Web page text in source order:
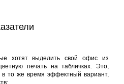
хотят выделить свой офис из
печать на табличках. Это,
то же время эффектный вариант,